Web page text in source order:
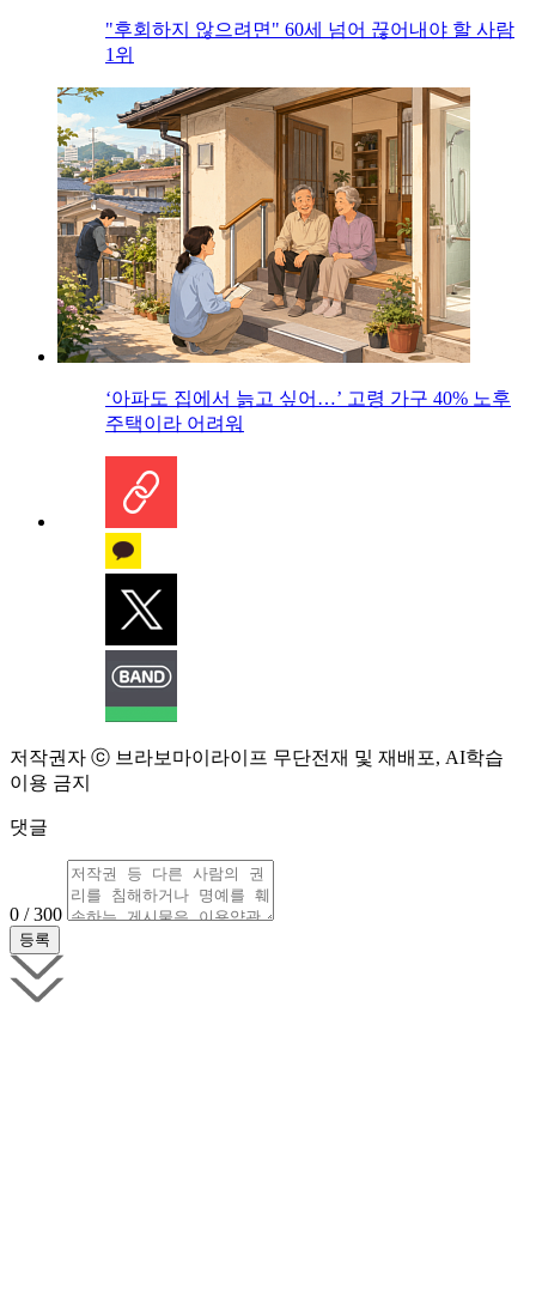
"후회하지 않으려면" 60세 넘어 끊어내야 할 사람
1위
‘아파도 집에서 늙고 싶어…’ 고령 가구 40% 노후
주택이라 어려워
저작권자 ⓒ 브라보마이라이프 무단전재 및 재배포, AI학습
이용 금지
댓글
0 / 300